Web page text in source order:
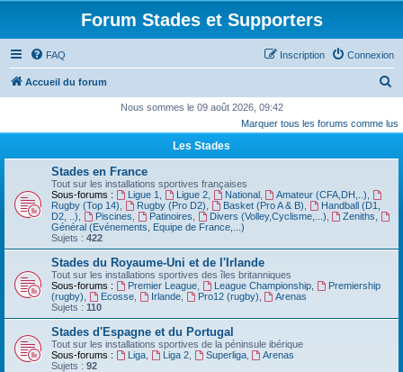
Forum Stades et Supporters
FAQ Connexion
Inscription
Accueil du forum
c
e
Nous sommes le 09 août 2026, 09:42
Marquer tous les forums comme lus
Les Stades
Stades en France
Tout sur les installations sportives françaises
Sous-forums :
Ligue 1 Ligue 2, National, Amateur (CFA,DH,..)
Rugby (Top 14)
Rugby (Pro D2) Basket (Pro A & B)
Handball (D1,
D2, ..)
Piscines Patinoires Divers (Volley,Cyclisme,...) Zeniths
Général (Evénements, Equipe de France,...)
Sujets : 422
Stades du Royaume-Uni et de l'Irlande
Tout sur les installations sportives des îles britanniques
Sous-forums :
Premier League, League Championship,
Premiership
(rugby)
Ecosse, Irlande, Pro12 (rugby)
Arenas
Sujets : 110
Stades d'Espagne et du Portugal
Tout sur les installations sportives de la péninsule ibérique
Sous-forums :
Liga, Liga 2, Superliga,
Arenas
Sujets : 92